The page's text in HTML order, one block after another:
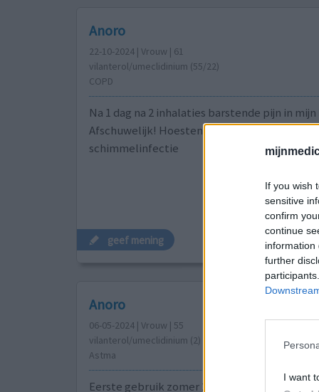
If you wish
sensitive
confirm
continue
information
further
I want
Anoro
22-10-2024 | Vrouw | 61
vilanterol/umeclidinium (55/22)
COPD
Na 1 dag na 2 inhalaties barstende pijn in
Afschuwelijk! Hoesten, luchtwegontsteking
schimmelinfectie
geef mening
Anoro
06-05-2024 | Vrouw | 55
vilanterol/umeclidinium (2)
Astma
Eerste gebruik zomer 2023. De eerste dagen